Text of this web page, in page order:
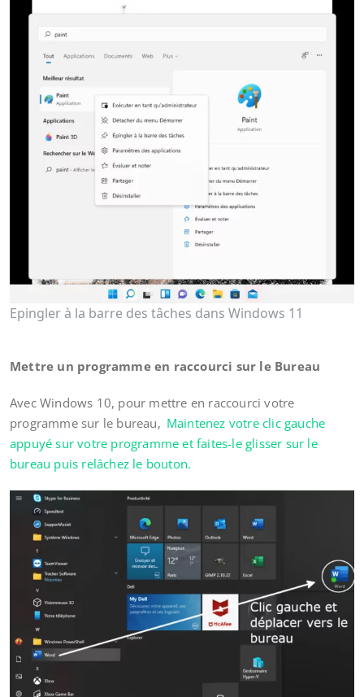
Epingler à la barre des tâches dans Windows 11
Mettre un programme en raccourci sur le Bureau
Avec Windows 10, pour mettre en raccourci votre
programme sur le bureau, Maintenez votre clic gauche
appuyé sur votre programme et faites-le glisser sur le
bureau puis relâchez le bouton.